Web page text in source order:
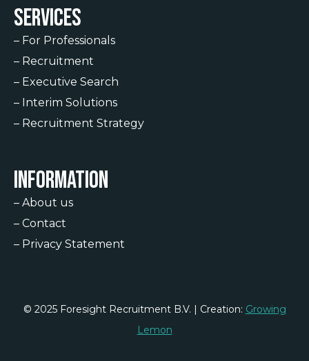
Services
– For Professionals
– Recruitment
– Executive Search
– Interim Solutions
– Recruitment Strategy
Information
– About us
– Contact
– Privacy Statement
© 2025 Foresight Recruitment B.V. | Creation: Growing
Lemon